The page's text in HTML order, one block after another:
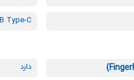
Type-C
دارد